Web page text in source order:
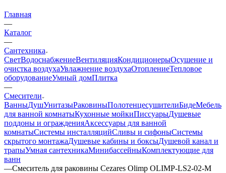
Главная
—
Каталог
—
Сантехника
СветВодоснабжениеВентиляцияКондиционерыОсушение и
очистка воздухаУвлажнение воздухаОтоплениеТепловое
оборудованиеУмный домПлитка
—
Смесители
ВанныДушУнитазыРаковиныПолотенцесушителиБидеМебель
для ванной комнатыКухонные мойкиПиссуарыДушевые
поддоны и огражденияАксессуары для ванной
комнатыСистемы инсталляцийСливы и сифоныСистемы
скрытого монтажаДушевые кабины и боксыДушевой канал и
трапыУмная сантехникаМинибассейныКомплектующие для
ванн
—Смеситель для раковины Cezares Olimp OLIMP-LS2-02-M